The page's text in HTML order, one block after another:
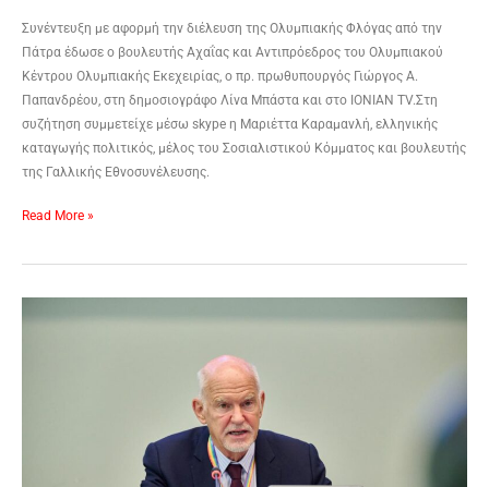
Συνέντευξη με αφορμή την διέλευση της Ολυμπιακής Φλόγας από την
Πάτρα έδωσε ο βουλευτής Αχαΐας και Αντιπρόεδρος του Ολυμπιακού
Κέντρου Ολυμπιακής Εκεχειρίας, ο πρ. πρωθυπουργός Γιώργος Α.
Παπανδρέου, στη δημοσιογράφο Λίνα Μπάστα και στο ΙΟΝΙΑΝ TV.Στη
συζήτηση συμμετείχε μέσω skype η Μαριέττα Καραμανλή, ελληνικής
καταγωγής πολιτικός, μέλος του Σοσιαλιστικού Κόμματος και βουλευτής
της Γαλλικής Εθνοσυνέλευσης.
Read More »